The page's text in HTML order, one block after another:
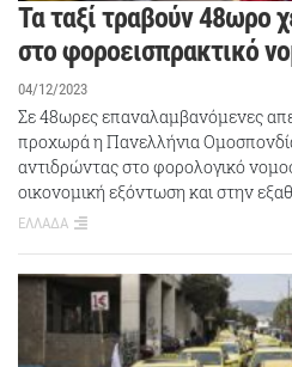
Τα ταξί τραβούν 48ωρο
στο φοροεισπρακτικό
04/12/2023
Σε 48ωρες επαναλαμβανόμενες
προχωρά η Πανελλήνια
αντιδρώντας στο φορολογικό
οικονομική εξόντωση και στην
ΕΛΛΑΔΑ